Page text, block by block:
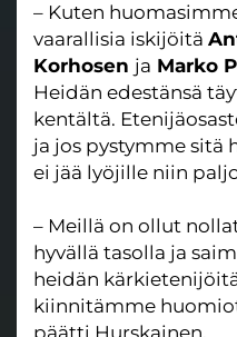
– Kuten
vaarallisia iskijöitä
Korhosen ja Marko
Heidän edestänsä
kentältä.
ja jos pystymme sitä
ei jää lyöjille niin
– Meillä on ollut
hyvällä tasolla ja
heidän
kiinnitämme